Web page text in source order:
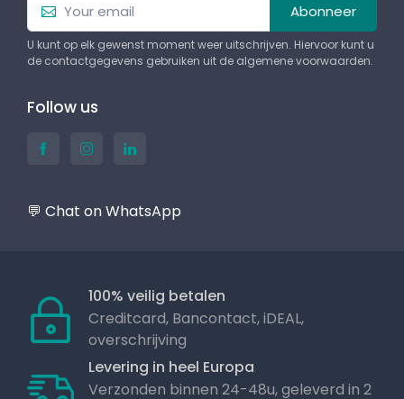
Abonneer
U kunt op elk gewenst moment weer uitschrijven. Hiervoor kunt u
de contactgegevens gebruiken uit de algemene voorwaarden.
Follow us
💬 Chat on WhatsApp
100% veilig betalen
Creditcard, Bancontact, iDEAL,
overschrijving
Levering in heel Europa
Verzonden binnen 24-48u, geleverd in 2